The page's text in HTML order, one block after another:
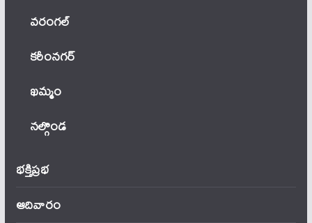
వ‌రంగ‌ల్
కరీంనగర్
ఖ‌మ్మం
నల్గొండ
భక్తిప్రభ
ఆదివారం